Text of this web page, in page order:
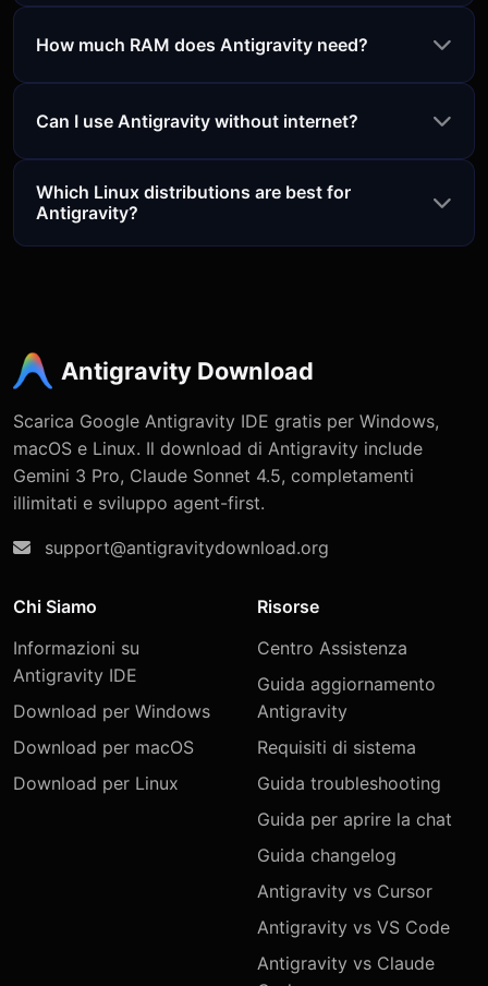
How much RAM does Antigravity need?
Can I use Antigravity without internet?
Which Linux distributions are best for
Antigravity?
Antigravity Download
Scarica Google Antigravity IDE gratis per Windows,
macOS e Linux. Il download di Antigravity include
Gemini 3 Pro, Claude Sonnet 4.5, completamenti
illimitati e sviluppo agent-first.
support@antigravitydownload.org
Chi Siamo
Informazioni su
Antigravity IDE
Download per Windows
Download per macOS
Download per Linux
Risorse
Centro Assistenza
Guida aggiornamento
Antigravity
Requisiti di sistema
Guida troubleshooting
Guida per aprire la chat
Guida changelog
Antigravity vs Cursor
Antigravity vs VS Code
Antigravity vs Claude